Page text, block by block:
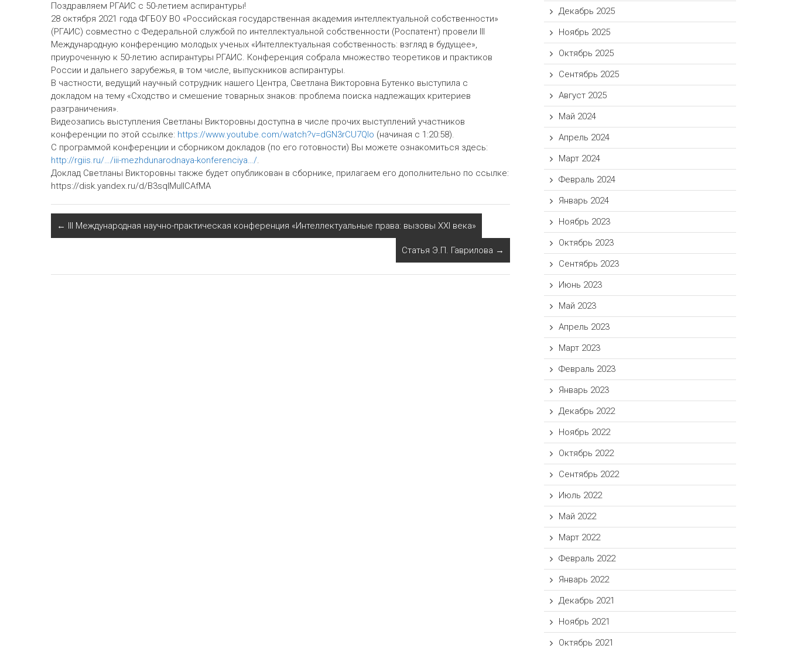
Поздравляем РГАИС с 50-летием аспирантуры!
28 октября 2021 года ФГБОУ ВО «Российская государственная академия интеллектуальной собственности»
(РГАИС) совместно с Федеральной службой по интеллектуальной собственности (Роспатент) провели III
Международную конференцию молодых ученых «Интеллектуальная собственность: взгляд в будущее»,
приуроченную к 50-летию аспирантуры РГАИС. Конференция собрала множество теоретиков и практиков
России и дальнего зарубежья, в том числе, выпускников аспирантуры.
В частности, ведущий научный сотрудник нашего Центра, Светлана Викторовна Бутенко выступила с
докладом на тему «Сходство и смешение товарных знаков: проблема поиска надлежащих критериев
разграничения».
Видеозапись выступления Светланы Викторовны доступна в числе прочих выступлений участников
конференции по этой ссылке: https://www.youtube.com/watch?v=dGN3rCU7QIo (начиная с 1:20:58).
С программой конференции и сборником докладов (по его готовности) Вы можете ознакомиться здесь:
http://rgiis.ru/…/iii-mezhdunarodnaya-konferenciya…/.
Доклад Светланы Викторовны также будет опубликован в сборнике, прилагаем его дополнительно по ссылке:
https://disk.yandex.ru/d/B3sqIMuIICAfMA
← III Международная научно-практическая конференция «Интеллектуальные права: вызовы XXI века»
Статья Э.П. Гаврилова →
Декабрь 2025
Ноябрь 2025
Октябрь 2025
Сентябрь 2025
Август 2025
Май 2024
Апрель 2024
Март 2024
Февраль 2024
Январь 2024
Ноябрь 2023
Октябрь 2023
Сентябрь 2023
Июнь 2023
Май 2023
Апрель 2023
Март 2023
Февраль 2023
Январь 2023
Декабрь 2022
Ноябрь 2022
Октябрь 2022
Сентябрь 2022
Июль 2022
Май 2022
Март 2022
Февраль 2022
Январь 2022
Декабрь 2021
Ноябрь 2021
Октябрь 2021